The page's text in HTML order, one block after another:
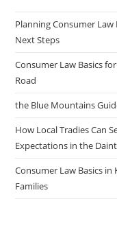
Planning Consumer Law
Next Steps
Consumer Law Basics
Road
the Blue Mountains
How Local Tradies Can
Expectations in the
Consumer Law Basics in
Families